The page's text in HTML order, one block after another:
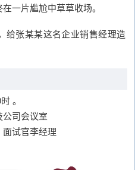
一片尴尬中草草收场。
给张某某这名企业销售经理造
。
司会议室
试官李经理